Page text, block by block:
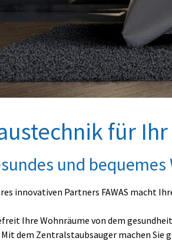
für
und bequemes
innovativen Partners FAWAS macht
Ihre Wohnräume von dem
dem Zentralstaubsauger machen Sie